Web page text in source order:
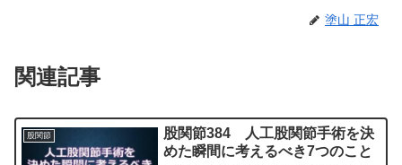
塗山 正宏
関連記事
股関節
股関節384 人工股関節手術を決
めた瞬間に考えるべき7つのこと